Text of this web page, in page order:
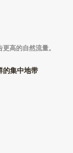
高的自然流量。
的集中地带